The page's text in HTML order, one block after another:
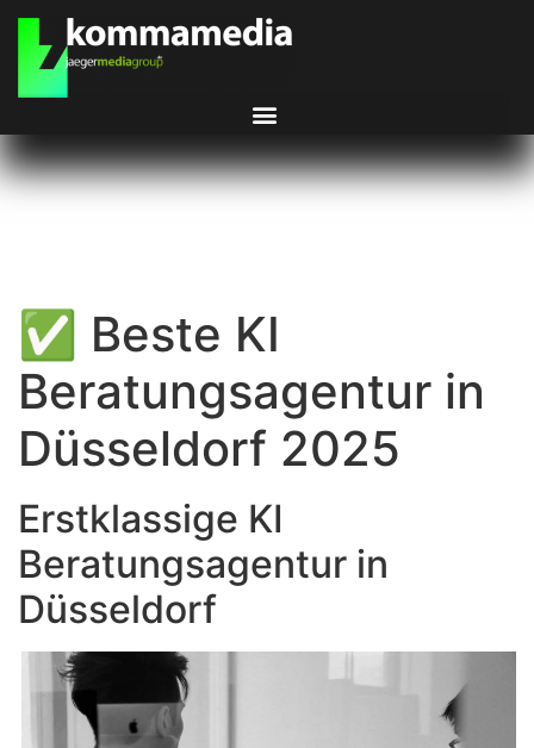
✅ Beste KI
Beratungsagentur in
Düsseldorf 2025
Erstklassige KI
Beratungsagentur in
Düsseldorf